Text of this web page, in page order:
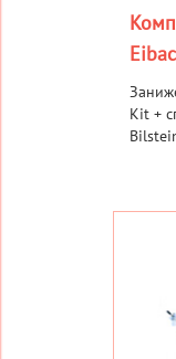
Kit +